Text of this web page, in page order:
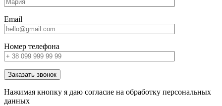
Email
Номер телефона
Заказать звонок
Нажимая кнопку я даю согласие на обработку персональных
данных